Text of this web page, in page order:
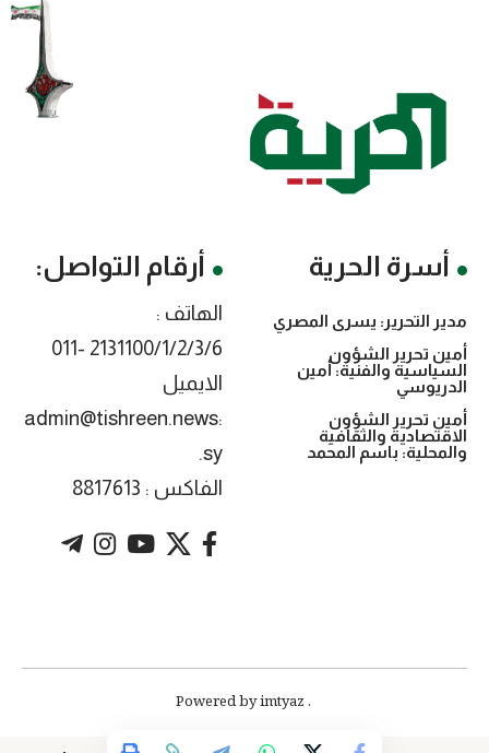
أسرة الحرية
مدير التحرير: يسرى المصري
أمين تحرير الشؤون
السياسية والفنية: أمين
الدريوسي
أمين تحرير الشؤون
الاقتصادية والثقافية
والمحلية: باسم المحمد
أرقام التواصل:
الهاتف :
2131100/1/2/3/6 -011
الايميل
:admin@tishreen.news
.sy
الفاكس : 8817613
. Powered by imtyaz